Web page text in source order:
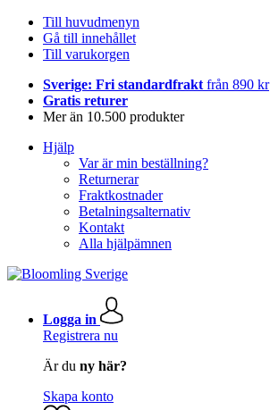
Till huvudmenyn
Gå till innehållet
Till varukorgen
Sverige: Fri standardfrakt från 890 kr
Gratis returer
Mer än 10.500 produkter
Hjälp
Var är min beställning?
Returnerar
Fraktkostnader
Betalningsalternativ
Kontakt
Alla hjälpämnen
Logga in
Registrera nu
Är du ny här?
Skapa konto